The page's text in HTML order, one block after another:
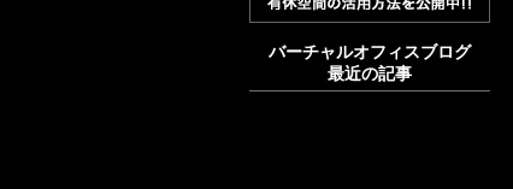
バーチャルオフィスブログ
最近の記事